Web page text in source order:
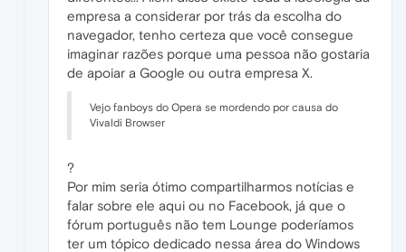
empresa a considerar por trás da escolha do
navegador, tenho certeza que você consegue
imaginar razões porque uma pessoa não gostaria
de apoiar a Google ou outra empresa X.
Vejo fanboys do Opera se mordendo por causa do
Vivaldi Browser
?
Por mim seria ótimo compartilharmos notícias e
falar sobre ele aqui ou no Facebook, já que o
fórum português não tem Lounge poderíamos
ter um tópico dedicado nessa área do Windows